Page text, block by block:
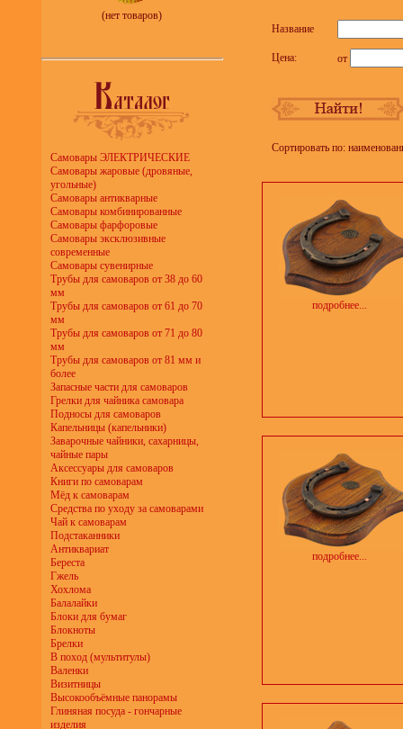
(нет товаров)
Самовары ЭЛЕКТРИЧЕСКИЕ
Самовары жаровые (дровяные,
угольные)
Самовары антикварные
Самовары комбинированные
Самовары фарфоровые
Самовары эксклюзивные
современные
Самовары сувенирные
Трубы для самоваров от 38 до 60
мм
Трубы для самоваров от 61 до 70
мм
Трубы для самоваров от 71 до 80
мм
Трубы для самоваров от 81 мм и
более
Запасные части для самоваров
Грелки для чайника самовара
Подносы для самоваров
Капельницы (капельники)
Заварочные чайники, сахарницы,
чайные пары
Аксессуары для самоваров
Книги по самоварам
Мёд к самоварам
Средства по уходу за самоварами
Чай к самоварам
Подстаканники
Антиквариат
Береста
Гжель
Хохлома
Балалайки
Блоки для бумаг
Блокноты
Брелки
В поход (мультитулы)
Валенки
Визитницы
Высокообъёмные панорамы
Глиняная посуда - гончарные
изделия
Название
Цена: от
Сортировать по:
подробнее...
подробнее...